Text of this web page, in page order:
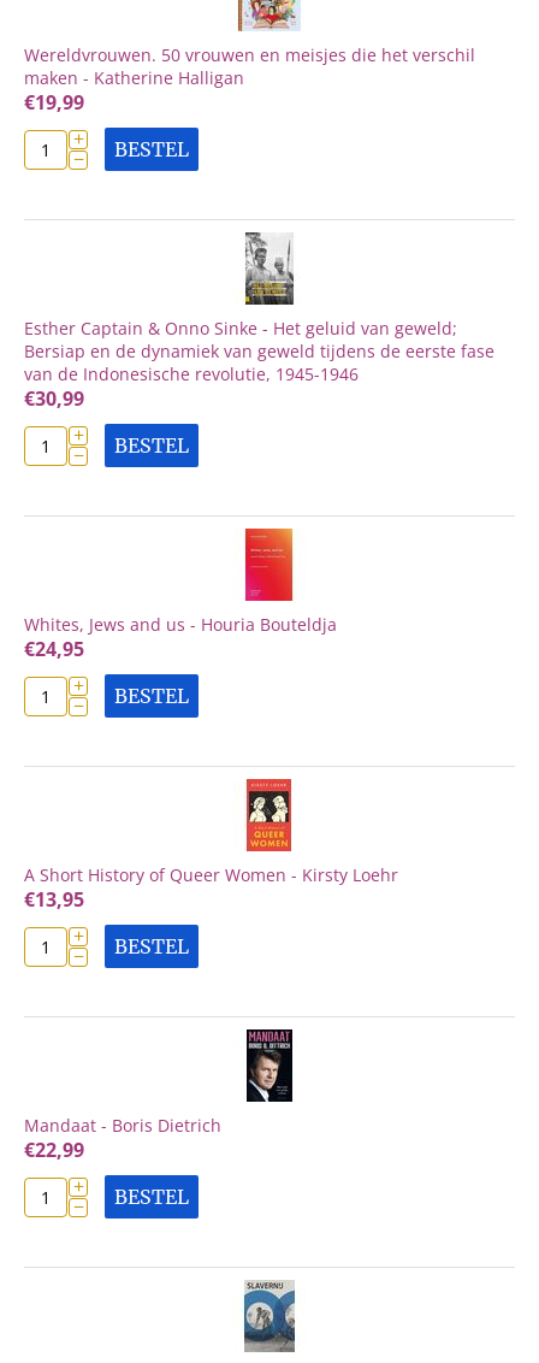
Wereldvrouwen. 50 vrouwen en meisjes die het verschil
maken - Katherine Halligan
€19,99
+
− BESTEL
Esther Captain & Onno Sinke - Het geluid van geweld;
Bersiap en de dynamiek van geweld tijdens de eerste fase
van de Indonesische revolutie, 1945-1946
€30,99
+
− BESTEL
Whites, Jews and us - Houria Bouteldja
€24,95
+
− BESTEL
A Short History of Queer Women - Kirsty Loehr
€13,95
+
− BESTEL
Mandaat - Boris Dietrich
€22,99
+
− BESTEL